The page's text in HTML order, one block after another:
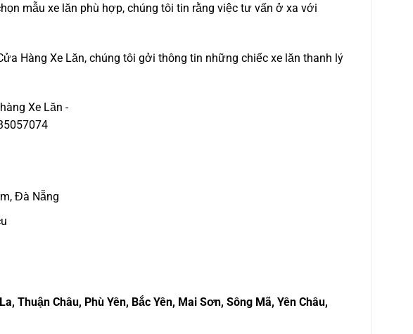
mẫu xe lăn phù hợp, chúng tôi tin rằng việc tư vấn ở xa với
Hàng Xe Lăn, chúng tôi gởi thông tin những chiếc xe lăn thanh lý
Đà Nẵng
Thuận Châu, Phù Yên, Bắc Yên, Mai Sơn, Sông Mã, Yên Châu,